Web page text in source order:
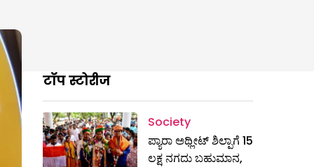
टॉप स्टोरीज
Society
ಪ್ಯಾರಾ ಅಥ್ಲೀಟ್ ಶಿಲ್ಪಾಗೆ 15
ಲಕ್ಷ ನಗದು ಬಹುಮಾನ,